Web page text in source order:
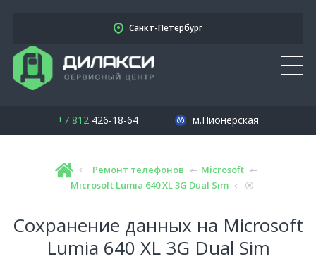
Санкт-Петербург
+7 812426-18-64 м.Пионерская
Ремонт телефонов
Microsoft
Microsoft Lumia 640 XL 3G Dual Sim
Сохранение данных на Microsoft
Lumia 640 XL 3G Dual Sim